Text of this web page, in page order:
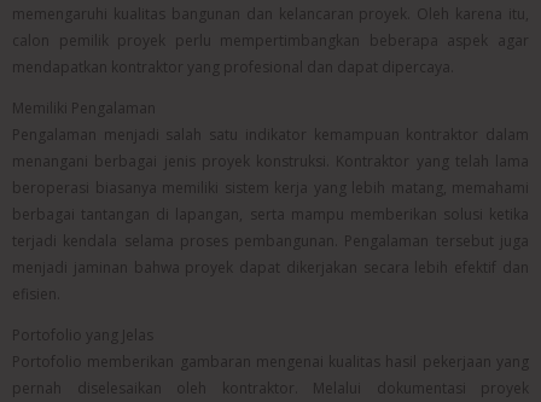
memengaruhi kualitas bangunan dan kelancaran proyek. Oleh karena itu,
calon pemilik proyek perlu mempertimbangkan beberapa aspek agar
mendapatkan kontraktor yang profesional dan dapat dipercaya.
Memiliki Pengalaman
Pengalaman menjadi salah satu indikator kemampuan kontraktor dalam
menangani berbagai jenis proyek konstruksi. Kontraktor yang telah lama
beroperasi biasanya memiliki sistem kerja yang lebih matang, memahami
berbagai tantangan di lapangan, serta mampu memberikan solusi ketika
terjadi kendala selama proses pembangunan. Pengalaman tersebut juga
menjadi jaminan bahwa proyek dapat dikerjakan secara lebih efektif dan
efisien.
Portofolio yang Jelas
Portofolio memberikan gambaran mengenai kualitas hasil pekerjaan yang
pernah diselesaikan oleh kontraktor. Melalui dokumentasi proyek